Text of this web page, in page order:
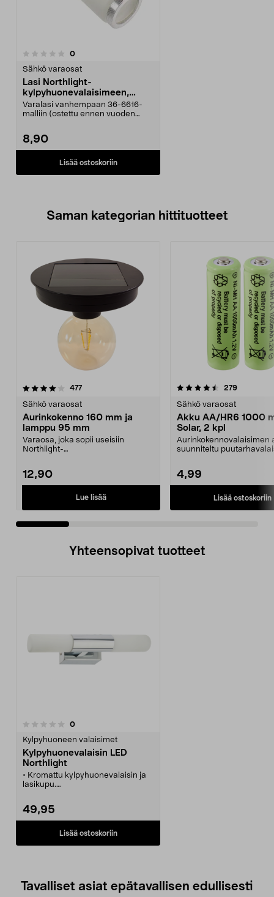
0arvostelut
Sähkö varaosat
Lasi Northlight-
kylpyhuonevalaisimeen,
alumiinikierre
Varalasi vanhempaan 36-6616-
malliin (ostettu ennen vuoden
8,90
Lisää ostoskoriin
Saman kategorian hittituotteet
477arvostelut
Sähkö varaosat
Aurinkokenno 160 mm ja
lamppu 95 mm
Varaosa, joka sopii useisiin
Northlight-
12,90
Lue lisää
4.5 viidestä
279arvostelut
Sähkö varaosat
Akku AA/HR6 1000
Solar, 2 kpl
Aurinkokennovalaisimen
suunniteltu
4,99
Lisää ostoskoriin
4.5 viidestä
Yhteensopivat tuotteet
0arvostelut
Kylpyhuoneen valaisimet
Kylpyhuonevalaisin LED
Northlight
• Kromattu kylpyhuonevalaisin ja
lasikupu.
49,95
Lisää ostoskoriin
Tavalliset asiat epätavallisen edullisesti